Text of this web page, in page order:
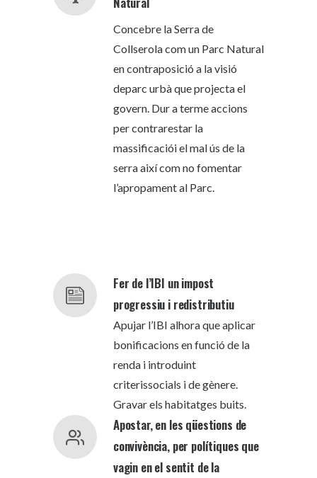
Concebre la Serra de
Collserola com un Parc Natural
en contraposició a la visió
deparc urbà que projecta el
govern. Dur a terme accions
per contrarestar la
massificaciói el mal ús de la
serra així com no fomentar
l’apropament al Parc.
Fer de l’IBI un impost
progressiu i redistributiu
Apujar l’IBI alhora que aplicar
bonificacions en funció de la
renda i introduint
criterissocials i de gènere.
Gravar els habitatges buits.
Apostar, en les qüestions de
convivència, per polítiques que
vagin en el sentit de la